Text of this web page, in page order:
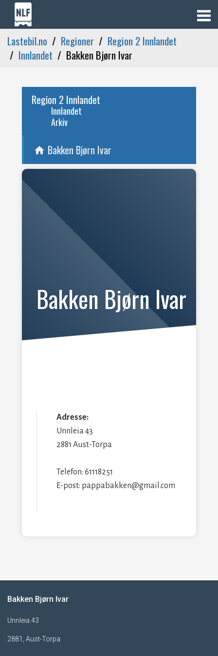
Lastebil.no Regioner
Region 2 Innlandet
Innlandet
Bakken Bjørn Ivar
Region 2 Innlandet
Innlandet
Arkiv
home Bakken Bjørn Ivar
Bakken Bjørn Ivar
Adresse:
Unnleia 43
2881 Aust-Torpa
Telefon: 61118251
E-post: pappabakken@gmail.com
Bakken Bjørn Ivar
Unnleia 43
2881, Aust-Torpa